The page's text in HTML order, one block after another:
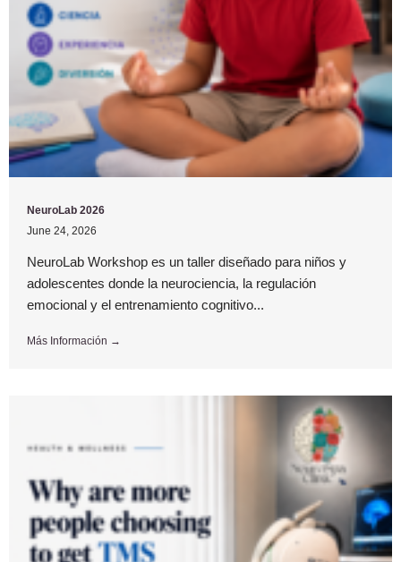
NeuroLab 2026
June 24, 2026
NeuroLab Workshop es un taller diseñado para niños y
adolescentes donde la neurociencia, la regulación
emocional y el entrenamiento cognitivo...
Más Información →